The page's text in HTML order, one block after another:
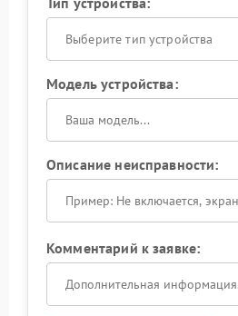
Выберите тип устройства
Модель устройства:
Описание неисправности:
Комментарий к заявке: